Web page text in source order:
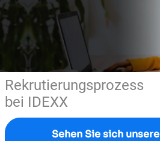
Rekrutierungsprozess
bei IDEXX
Sehen Sie sich